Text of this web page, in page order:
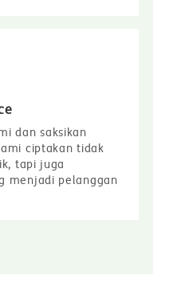
dan saksikan
ciptakan tidak
tapi juga
menjadi pelanggan